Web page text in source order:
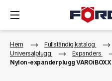
Hem Fullständig katalog
Universalplugg
Expanders
Nylon-expanderplugg VAROiBOXX